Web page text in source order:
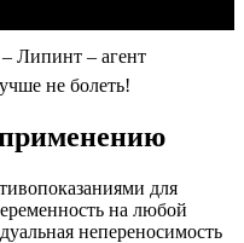
Липинт – агент
не болеть!
для
на любой
непереносимость